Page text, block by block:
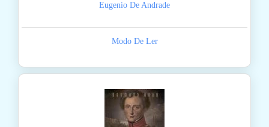
Eugenio De Andrade
Modo De Ler